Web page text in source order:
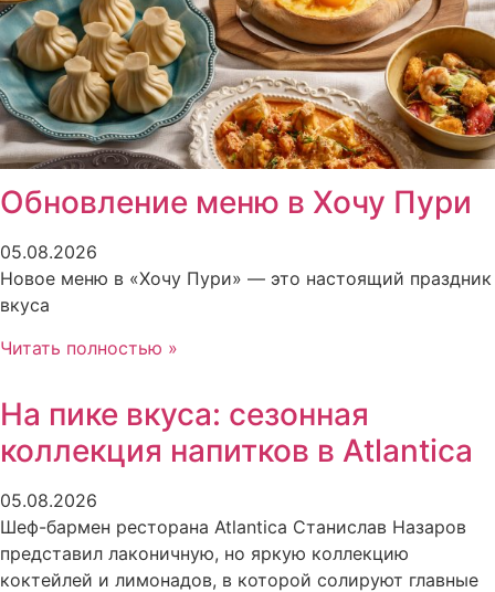
Обновление меню в Хочу Пури
05.08.2026
Новое меню в «Хочу Пури» — это настоящий праздник
вкуса
Читать полностью »
На пике вкуса: сезонная
коллекция напитков в Atlantica
05.08.2026
Шеф-бармен ресторана Atlantica Станислав Назаров
представил лаконичную, но яркую коллекцию
коктейлей и лимонадов, в которой солируют главные